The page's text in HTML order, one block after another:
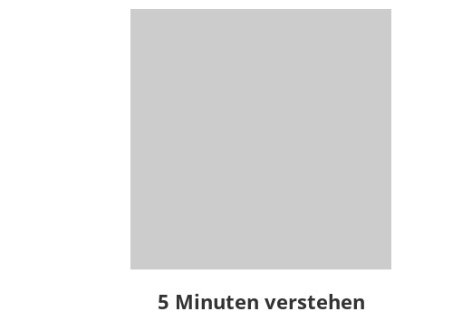
5 Minuten verstehen